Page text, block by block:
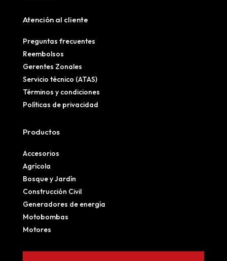
Atención al cliente
Preguntas frecuentes
Reembolsos
Gerentes Zonales
Servicio técnico (ATAS)
Términos y condiciones
Políticas de privacidad
Productos
Accesorios
Agrícola
Bosque y Jardín
Construcción Civil
Generadores de energía
Motobombas
Motores